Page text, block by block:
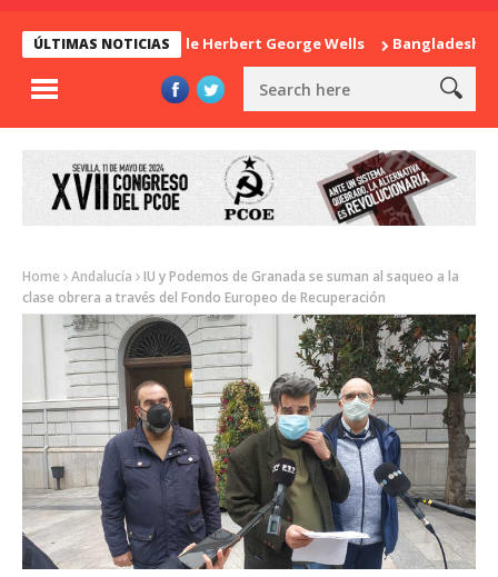
ÚLTIMAS NOTICIAS
La sorpresa de Herbert George Wells Bangladesh:
Home Andalucía
IU y Podemos de Granada se suman al saqueo a la
clase obrera a través del Fondo Europeo de Recuperación